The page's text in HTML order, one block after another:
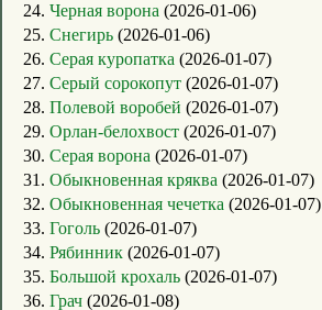
24. Черная ворона (2026-01-06)
25. Снегирь (2026-01-06)
26. Серая куропатка (2026-01-07)
27. Серый сорокопут (2026-01-07)
28. Полевой воробей (2026-01-07)
29. Орлан-белохвост (2026-01-07)
30. Серая ворона (2026-01-07)
31. Обыкновенная кряква (2026-01-07)
32. Обыкновенная чечетка (2026-01-07)
33. Гоголь (2026-01-07)
34. Рябинник (2026-01-07)
35. Большой крохаль (2026-01-07)
36. Грач (2026-01-08)